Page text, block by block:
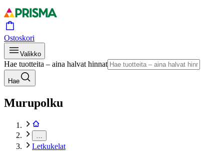
Ostoskori
Valikko
Hae tuotteita – aina halvat hinnat
Hae
Murupolku
Letkukelat